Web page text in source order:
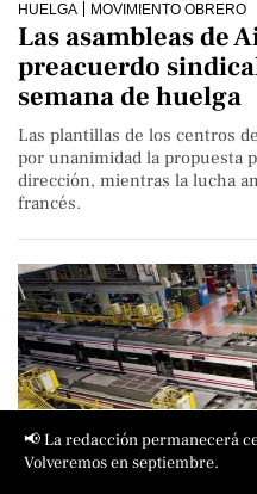
HUELGA MOVIMIENTO OBRERO
Las asambleas de
preacuerdo
semana de huelga
Las plantillas de los centros
por unanimidad la propuesta
dirección, mientras la lucha
francés.
📢 La redacción permanecerá
Volveremos en septiembre.